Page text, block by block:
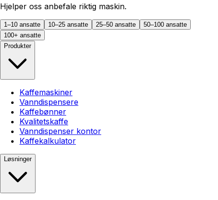
Hjelper oss anbefale riktig maskin.
1–10 ansatte 10–25 ansatte 25–50 ansatte
50–100 ansatte
100+ ansatte
Produkter
Kaffemaskiner
Vanndispensere
Kaffebønner
Kvalitetskaffe
Vanndispenser kontor
Kaffekalkulator
Løsninger